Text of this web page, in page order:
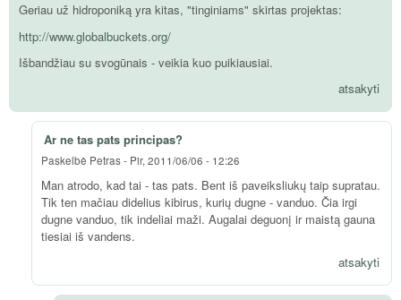
Geriau už hidroponiką yra kitas, "tinginiams" skirtas projektas:
http://www.globalbuckets.org/
Išbandžiau su svogūnais - veikia kuo puikiausiai.
atsakyti
Ar ne tas pats principas?
Paskelbė Petras- Pir, 2011/06/06 - 12:26
Man atrodo, kad tai - tas pats. Bent iš paveiksliukų taip supratau.
Tik ten mačiau didelius kibirus, kurių dugne - vanduo. Čia irgi
dugne vanduo, tik indeliai maži. Augalai deguonį ir maistą gauna
tiesiai iš vandens.
atsakyti